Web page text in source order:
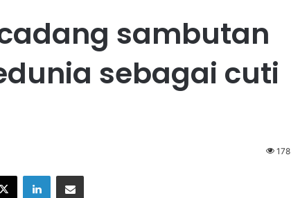
sambutan
sebagai cuti
178